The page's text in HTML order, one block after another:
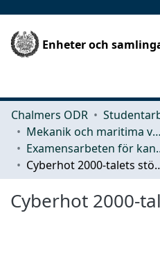
Enheter och
Chalmers ODR
Mekanik och maritima vetenskaper (M2)
Cyberhot
Cyberhot 2000-